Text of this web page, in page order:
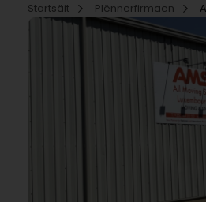
Startsäit
Plënnerfirmaen